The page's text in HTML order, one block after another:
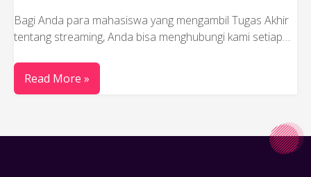
Bagi Anda para mahasiswa yang mengambil Tugas Akhir
tentang streaming, Anda bisa menghubungi kami setiap…
Read More »